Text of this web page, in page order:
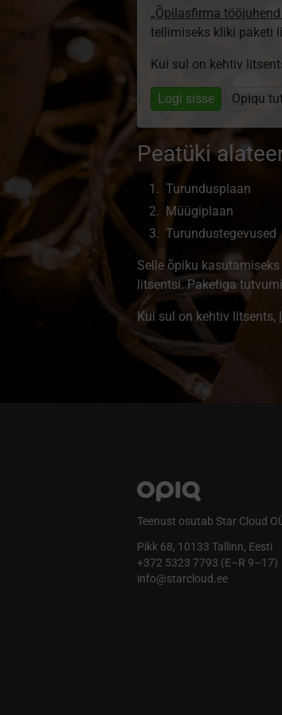
„Õpilasfirma tööjuhend
tellimiseks kliki paketi
Kui sul on kehtiv
Logi sisse Opiqu
Peatüki
Turundusplaan
Müügiplaan
Turundustegevused
Selle õpiku
litsentsi. Paketiga
Kui sul on kehtiv litsents,
Teenust osutab Star Cloud
Pikk 68, 10133 Tallinn, Eesti
+372 5323 7793 (E–R 9–17)
info@starcloud.ee